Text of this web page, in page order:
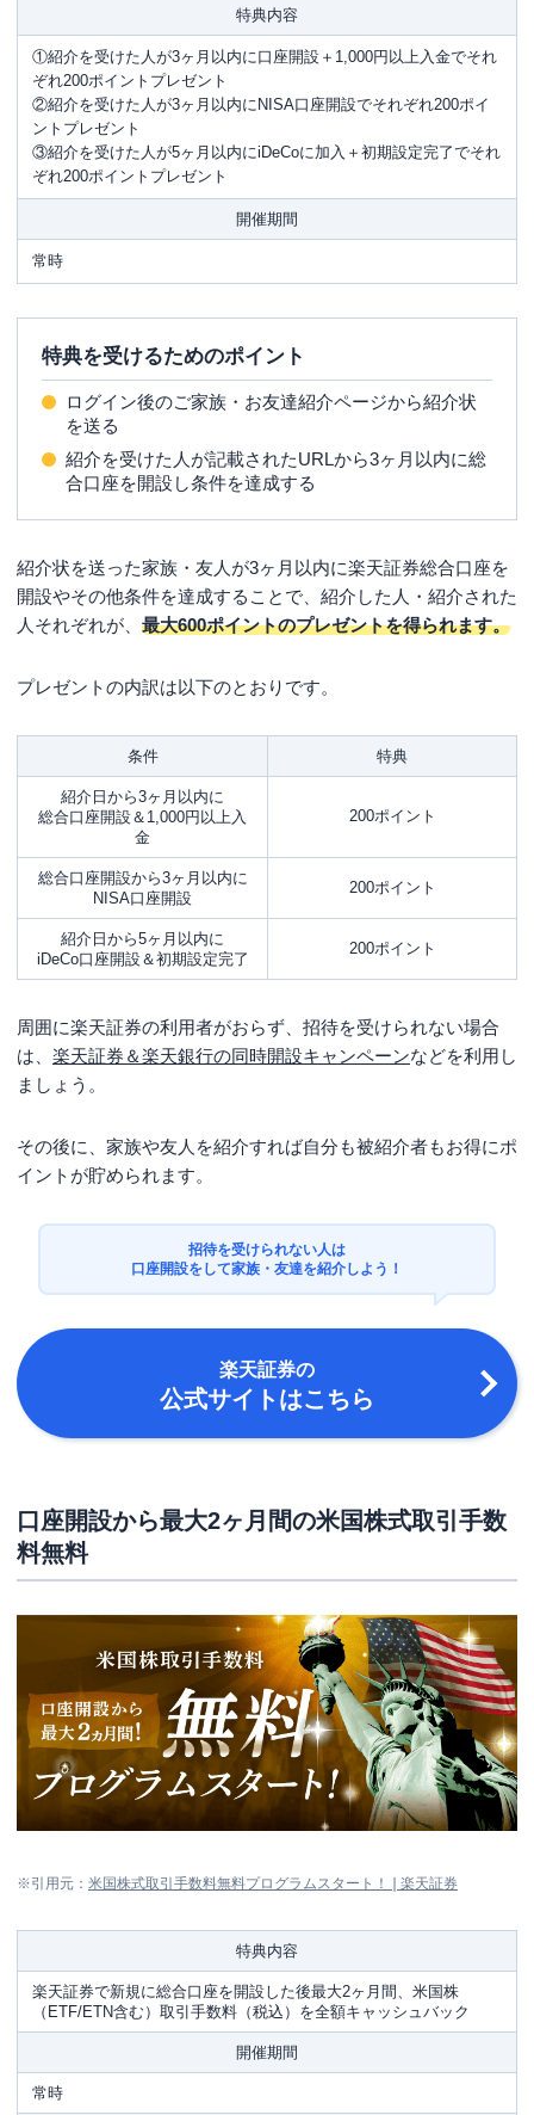
特典内容
①紹介を受けた人が3ヶ月以内に口座開設＋1,000円以上入金でそれ
ぞれ200ポイントプレゼント
②紹介を受けた人が3ヶ月以内にNISA口座開設でそれぞれ200ポイ
ントプレゼント
③紹介を受けた人が5ヶ月以内にiDeCoに加入＋初期設定完了でそれ
ぞれ200ポイントプレゼント
開催期間
常時
特典を受けるためのポイント
ログイン後のご家族・お友達紹介ページから紹介状
を送る
紹介を受けた人が記載されたURLから3ヶ月以内に総
合口座を開設し条件を達成する
紹介状を送った家族・友人が3ヶ月以内に楽天証券総合口座を
開設やその他条件を達成することで、紹介した人・紹介された
人それぞれが、 最大600ポイントのプレゼントを得られます。
プレゼントの内訳は以下のとおりです。
条件 特典
紹介日から3ヶ月以内に
総合口座開設＆1,000円以上入
金
200ポイント
総合口座開設から3ヶ月以内に
NISA口座開設
200ポイント
紹介日から5ヶ月以内に
iDeCo口座開設＆初期設定完了
200ポイント
周囲に楽天証券の利用者がおらず、招待を受けられない場合
は、 楽天証券＆楽天銀行の同時開設キャンペーンなどを利用し
ましょう。
その後に、家族や友人を紹介すれば自分も被紹介者もお得にポ
イントが貯められます。
招待を受けられない人は
口座開設をして家族・友達を紹介しよう！
楽天証券の
公式サイトはこちら
口座開設から最大2ヶ月間の米国株式取引手数
料無料
※引用元： 米国株式取引手数料無料プログラムスタート！❘楽天証券
特典内容
楽天証券で新規に総合口座を開設した後最大2ヶ月間、米国株
（ETF/ETN含む）取引手数料（税込）を全額キャッシュバック
開催期間
常時